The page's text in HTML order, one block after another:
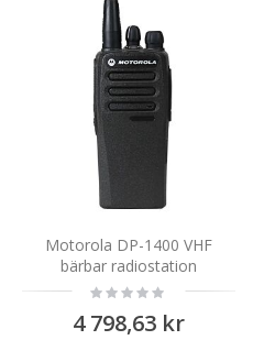
Motorola DP-1400 VHF
bärbar radiostation
Rating:
0%
4 798,63 kr